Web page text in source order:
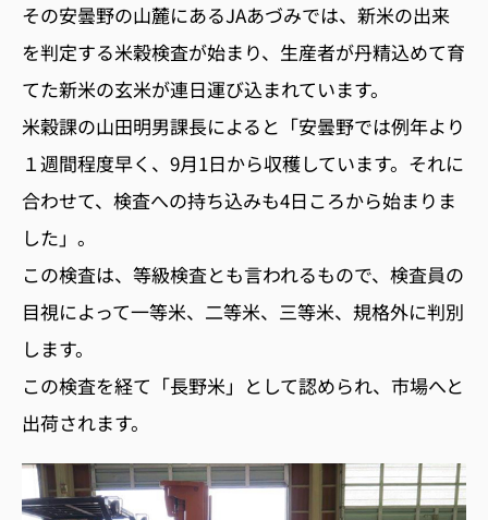
その安曇野の山麓にあるJAあづみでは、新米の出来
を判定する米穀検査が始まり、生産者が丹精込めて育
てた新米の玄米が連日運び込まれています。
米穀課の山田明男課長によると「安曇野では例年より
１週間程度早く、9月1日から収穫しています。それに
合わせて、検査への持ち込みも4日ころから始まりま
した」。
この検査は、等級検査とも言われるもので、検査員の
目視によって一等米、二等米、三等米、規格外に判別
します。
この検査を経て「長野米」として認められ、市場へと
出荷されます。